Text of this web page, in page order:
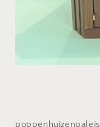
poppenhuizenpaleis